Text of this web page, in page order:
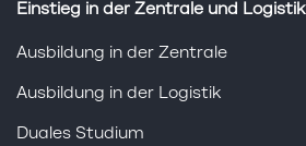
Einstieg in der Zentrale und Logistik
Ausbildung in der Zentrale
Ausbildung in der Logistik
Duales Studium